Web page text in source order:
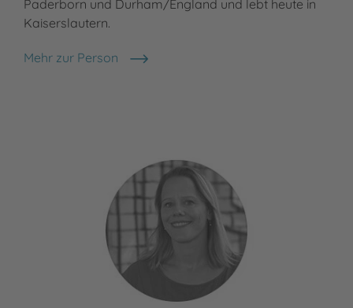
Paderborn und Durham/England und lebt heute in
Kaiserslautern.
Mehr zur Person
Julia Klee